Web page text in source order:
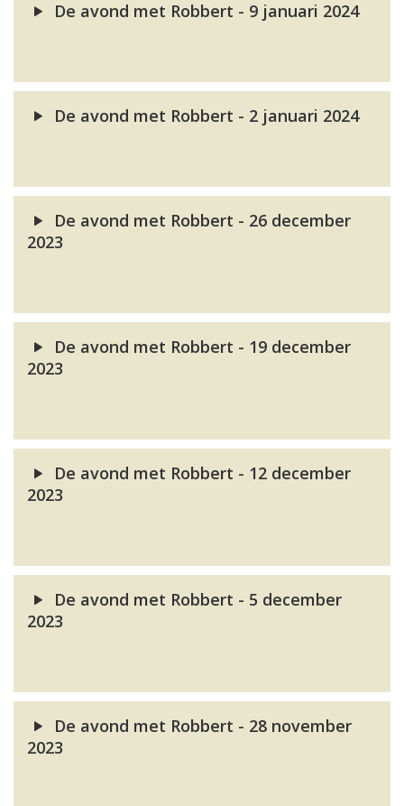
De avond met Robbert - 9 januari 2024
De avond met Robbert - 2 januari 2024
De avond met Robbert - 26 december
2023
De avond met Robbert - 19 december
2023
De avond met Robbert - 12 december
2023
De avond met Robbert - 5 december
2023
De avond met Robbert - 28 november
2023